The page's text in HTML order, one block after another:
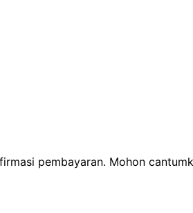
pembayaran. Mohon